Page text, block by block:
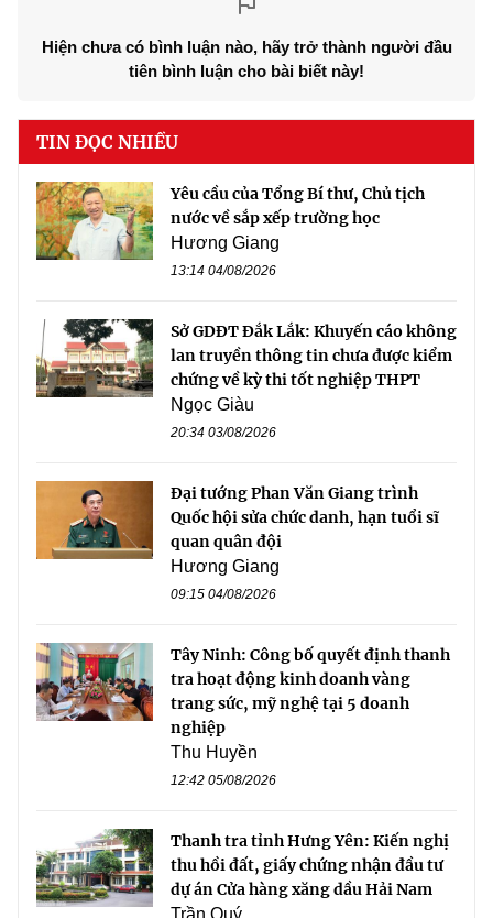
Hiện chưa có bình luận nào, hãy trở thành người đầu
tiên bình luận cho bài biết này!
TIN ĐỌC NHIỀU
Yêu cầu của Tổng Bí thư, Chủ tịch
nước về sắp xếp trường học
Hương Giang
13:14 04/08/2026
Sở GDĐT Đắk Lắk: Khuyến cáo không
lan truyền thông tin chưa được kiểm
chứng về kỳ thi tốt nghiệp THPT
Ngọc Giàu
20:34 03/08/2026
Đại tướng Phan Văn Giang trình
Quốc hội sửa chức danh, hạn tuổi sĩ
quan quân đội
Hương Giang
09:15 04/08/2026
Tây Ninh: Công bố quyết định thanh
tra hoạt động kinh doanh vàng
trang sức, mỹ nghệ tại 5 doanh
nghiệp
Thu Huyền
12:42 05/08/2026
Thanh tra tỉnh Hưng Yên: Kiến nghị
thu hồi đất, giấy chứng nhận đầu tư
dự án Cửa hàng xăng dầu Hải Nam
Trần Quý